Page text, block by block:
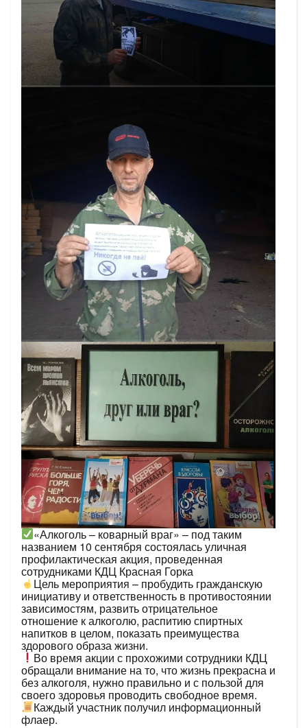
«Алкоголь – коварный враг» – под таким
названием 10 сентября состоялась уличная
профилактическая акция, проведенная
сотрудниками КДЦ Красная Горка
Цель мероприятия – пробудить гражданскую
инициативу и ответственность в противостоянии
зависимостям, развить отрицательное
отношение к алкоголю, распитию спиртных
напитков в целом, показать преимущества
здорового образа жизни.
Во время акции с прохожими сотрудники КДЦ
обращали внимание на то, что жизнь прекрасна и
без алкоголя, нужно правильно и с пользой для
своего здоровья проводить свободное время.
Каждый участник получил информационный
флаер.